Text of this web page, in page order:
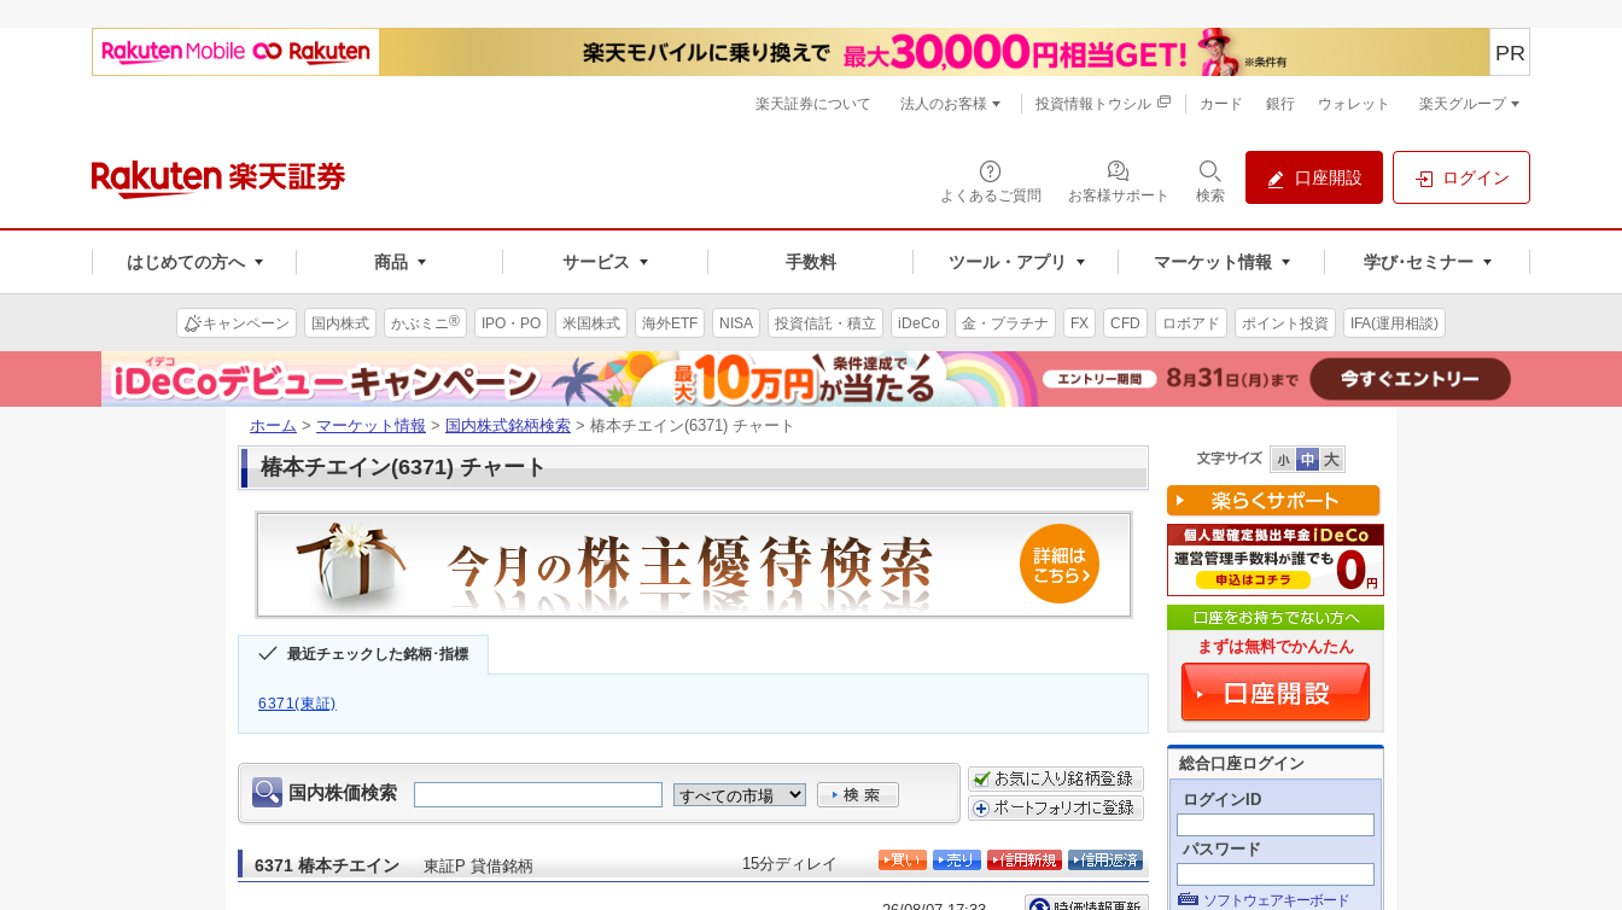
よくあるご質問 お客様サポート 検索
口座開設 ログイン
はじめての方へ 商品 サービス 手数料 ツール・アプリ マーケット情報 学び･セミナー
PR
楽天証券について 法人のお客様 投資情報トウシル カード 銀行 ウォレット 楽天グループ
キャンペーン 国内株式 かぶミニ® IPO・PO 米国株式 海外ETF NISA 投資信託・積立 iDeCo 金・プラチナ FX CFD ロボアド ポイント投資 IFA(運用相談)
ホーム > マーケット情報 > 国内株式銘柄検索 > 椿本チエイン(6371) チャート
椿本チエイン(6371) チャート
最近チェックした銘柄･指標
6371(東証)
まずは無料でかんたん
総合口座ログイン
ログインID
パスワード
ソフトウェアキーボード